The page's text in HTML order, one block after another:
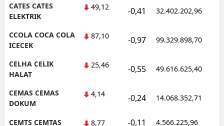
CATES CATES
ELEKTRIK
49,12 -0,41 32.402.202,96
CCOLA COCA COLA
ICECEK
87,10 -0,97 99.329.898,70
CELHA CELIK
HALAT
25,46 -0,55 49.616.625,40
CEMAS CEMAS
DOKUM
4,14 -0,24 14.068.352,71
CEMTS CEMTAS 8,77 -0,11 4.566.225,96